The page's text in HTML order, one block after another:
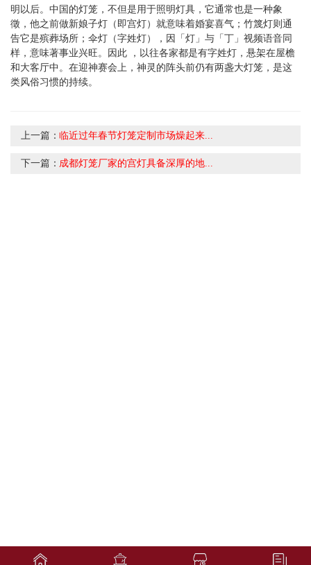
明以后。中国的灯笼，不但是用于照明灯具，它通常也是一种象
徵，他之前做新娘子灯（即宫灯）就意味着婚宴喜气；竹篾灯则通
告它是殡葬场所；伞灯（字姓灯），因「灯」与「丁」视频语音同
样，意味著事业兴旺。因此 ，以往各家都是有字姓灯，悬架在屋檐
和大客厅中。在迎神赛会上，神灵的阵头前仍有两盏大灯笼，是这
类风俗习惯的持续。
上一篇：临近过年春节灯笼定制市场燥起来...
下一篇： 成都灯笼厂家的宫灯具备深厚的地...